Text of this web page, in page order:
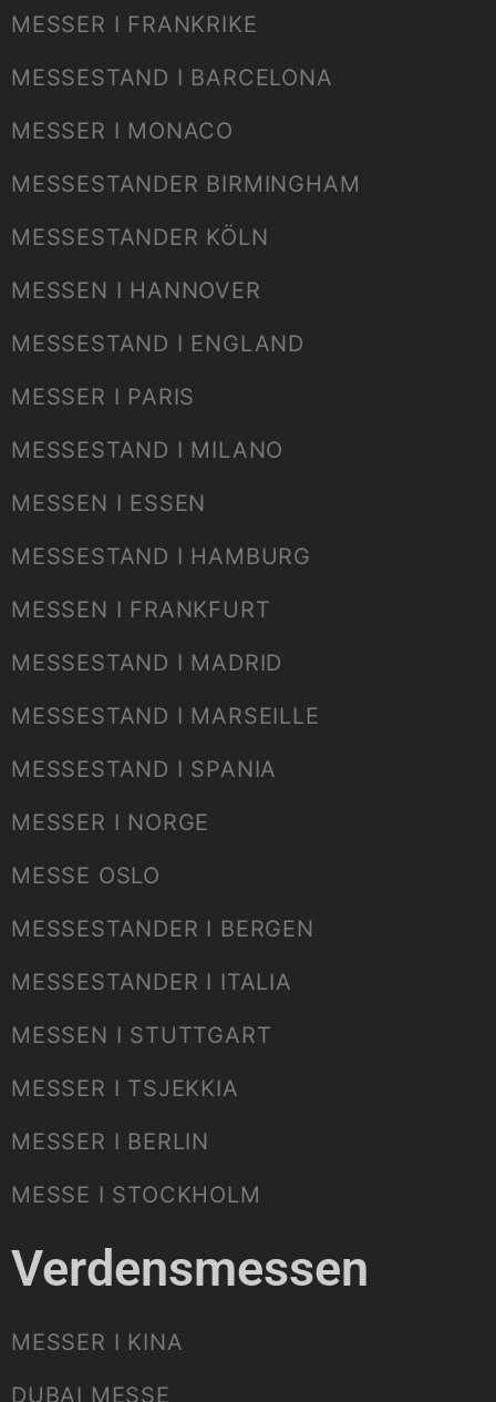
MESSER I FRANKRIKE
MESSESTAND I BARCELONA
MESSER I MONACO
MESSESTANDER BIRMINGHAM
MESSESTANDER KÖLN
MESSEN I HANNOVER
MESSESTAND I ENGLAND
MESSER I PARIS
MESSESTAND I MILANO
MESSEN I ESSEN
MESSESTAND I HAMBURG
MESSEN I FRANKFURT
MESSESTAND I MADRID
MESSESTAND I MARSEILLE
MESSESTAND I SPANIA
MESSER I NORGE
MESSE OSLO
MESSESTANDER I BERGEN
MESSESTANDER I ITALIA
MESSEN I STUTTGART
MESSER I TSJEKKIA
MESSER I BERLIN
MESSE I STOCKHOLM
Verdensmessen
MESSER I KINA
DUBAI MESSE